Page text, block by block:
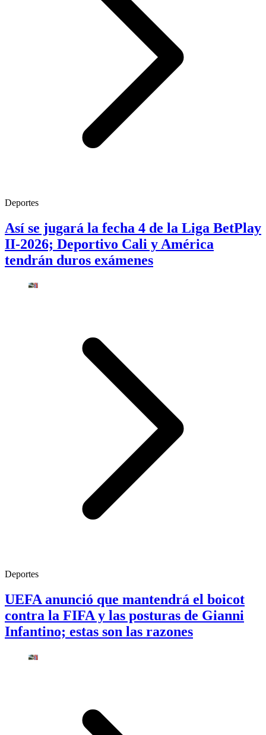
Deportes
Así se jugará la fecha 4 de la Liga BetPlay
II-2026; Deportivo Cali y América
tendrán duros exámenes
Deportes
UEFA anunció que mantendrá el boicot
contra la FIFA y las posturas de Gianni
Infantino; estas son las razones